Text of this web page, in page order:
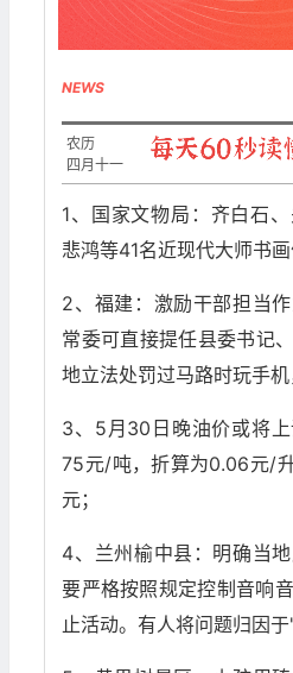
NEWS
农历
四月十一
1、国家文物局：齐白石
悲鸿等41名近现代大师书画
2、福建：激励干部担当
常委可直接提任县委书记
地立法处罚过马路时玩手机
3、5月30日晚油价或将
75元/吨，折算为0.06元/
元；
4、兰州榆中县：明确当
要严格按照规定控制音响
止活动。有人将问题归因于